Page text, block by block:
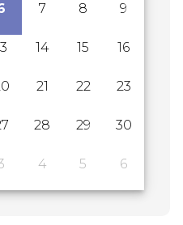
7 8 9
14 15 16
21 22 23
28 29 30
4 5 6